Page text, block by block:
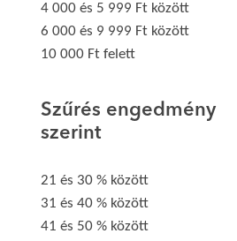
4 000 és 5 999 Ft között
6 000 és 9 999 Ft között
10 000 Ft felett
Szűrés engedmény
szerint
21 és 30 % között
31 és 40 % között
41 és 50 % között